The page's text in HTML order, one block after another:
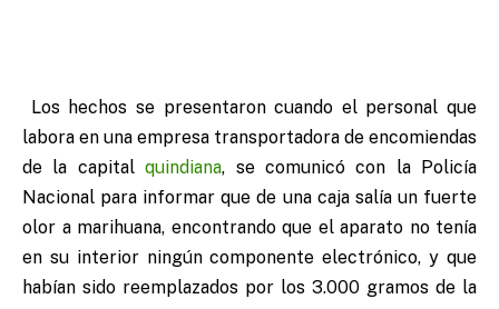
Los hechos se presentaron cuando el personal que
labora en una empresa transportadora de encomiendas
de la capitalquindiana, se comunicó con la Policía
Nacional para informar que de una caja salía un fuerte
olor a marihuana, encontrando que el aparato no tenía
en su interior ningún componente electrónico, y que
habían sido reemplazados por los 3.000 gramos de la